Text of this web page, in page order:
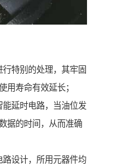
特别的处理，其牢固
用寿命有效延长；
能延时电路，当油位发
据的时间，从而准确
设计，所用元器件均